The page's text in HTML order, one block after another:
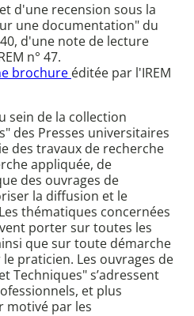
d'une recension sous la
une documentation" du
d'une note de lecture
n° 47.
brochure éditée par l'IREM
sein de la collection
des Presses universitaires
des travaux de recherche
appliquée, de
des ouvrages de
la diffusion et le
thématiques concernées
porter sur toutes les
que sur toute démarche
praticien. Les ouvrages de
Techniques" s’adressent
et plus
motivé par les